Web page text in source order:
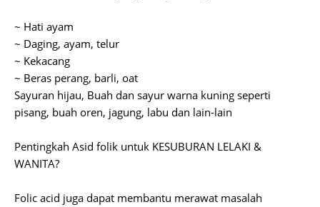
~ Hati ayam
~ Daging, ayam, telur
~ Kekacang
~ Beras perang, barli, oat
Sayuran hijau, Buah dan sayur warna kuning seperti
pisang, buah oren, jagung, labu dan lain-lain
Pentingkah Asid folik untuk KESUBURAN LELAKI &
WANITA?
Folic acid juga dapat membantu merawat masalah